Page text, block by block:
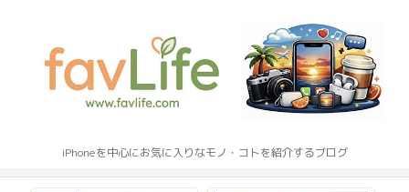
iPhoneを中心にお気に入りなモノ・コトを紹介するブログ